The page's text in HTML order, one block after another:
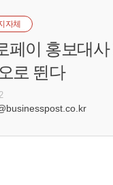
자체
페이 홍보대
로 뛴다